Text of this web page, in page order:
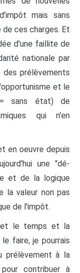
mais sans
ces charges. Et
d'une faillite de
nationale par
prélèvements
et le
sans état) de
qui n'en
en oeuvre depuis
une "dé-
et de la logique
la valeur non pas
de l'impôt.
le temps et la
faire, je pourrais
prélèvement à la
contribuer à